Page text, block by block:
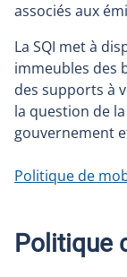
associés aux
La SQI met à
immeubles des
des supports à
la question de
gouvernement
Politique de
Politique